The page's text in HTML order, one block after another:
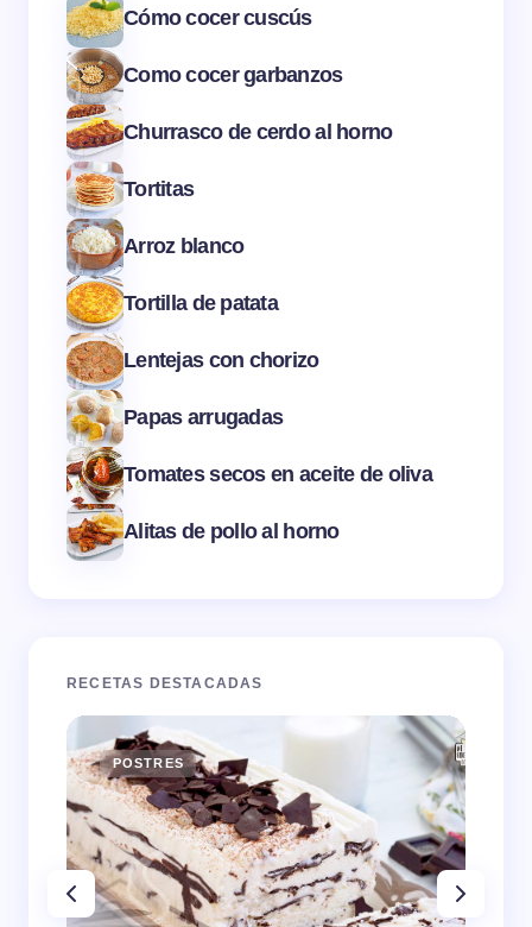
Cómo cocer cuscús
Como cocer garbanzos
Churrasco de cerdo al horno
Tortitas
Arroz blanco
Tortilla de patata
Lentejas con chorizo
Papas arrugadas
Tomates secos en aceite de oliva
Alitas de pollo al horno
RECETAS DESTACADAS
POSTRES